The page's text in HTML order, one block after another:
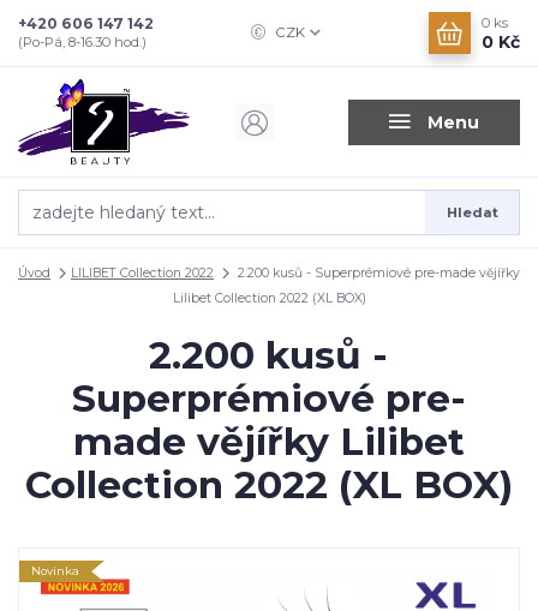
Menu
CZK
Hledat
+420 606 147 142
(Po-Pá, 8-16.30 hod.)
0 ks
0 Kč
Úvod LILIBET Collection 2022
2.200 kusů - Superprémiové pre-made vějířky
Lilibet Collection 2022 (XL BOX)
2.200 kusů -
Superprémiové pre-
made vějířky Lilibet
Collection 2022 (XL BOX)
Novinka